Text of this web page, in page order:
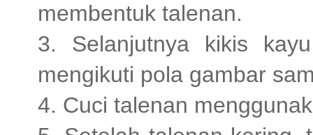
membentuk talenan.
3. Selanjutnya kikis
mengikuti pola gambar
4. Cuci talenan